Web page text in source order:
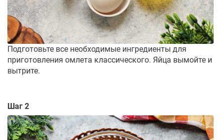
Подготовьте все необходимые ингредиенты для
приготовления омлета классического. Яйца вымойте и
вытрите.
Шаг 2